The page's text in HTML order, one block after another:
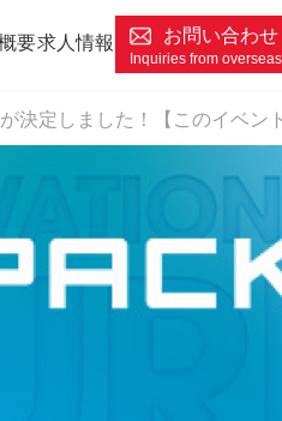
要求人情報 お問い合わせ
決定しました！【このイベン